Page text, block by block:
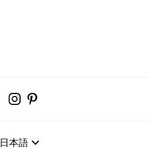
日本語